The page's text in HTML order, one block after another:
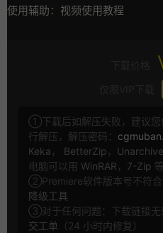
使用辅助：视频使用教程
①下载后如解压失败，建议您
行解压，解压密码：
Keka ， BetterZip ，
电脑可以用 WinRAR ， 7-Zip 等
②Premiere软件版本号不符合
降级工具
③对于任何问题：下载链接无
交工单 （24 小时内修复）